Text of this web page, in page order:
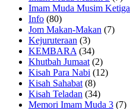
Imam Muda Musim Ketiga
Info (80)
Jom Makan-Makan (7)
Kejuruteraan (3)
KEMBARA (34)
Khutbah Jumaat (2)
Kisah Para Nabi (12)
Kisah Sahabat (8)
Kisah Teladan (34)
Memori Imam Muda 3 (7)